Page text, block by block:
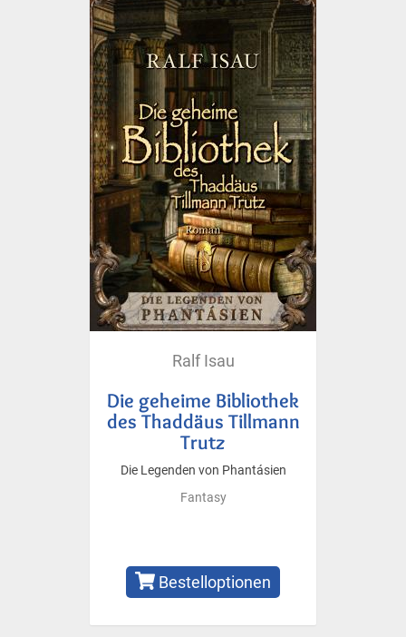
Ralf Isau
Die geheime Bibliothek
des Thaddäus Tillmann
Trutz
Die Legenden von Phantásien
Fantasy
Bestelloptionen